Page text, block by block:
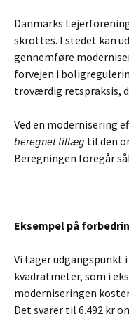
Danmarks
skrottes. I stedet kan
gennemføre
forvejen i
troværdig retspraksis,
Ved en modernisering
beregnet tillæg til den
Beregningen foregår
Eksempel på
Vi tager udgangspunkt
kvadratmeter, som i
moderniseringen
Det svarer til 6.492 kr